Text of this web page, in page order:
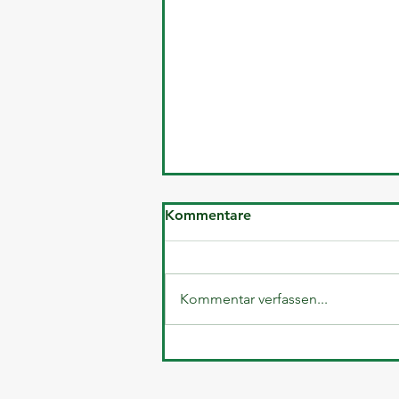
Review vom 8.Oktober -
Kommentare
Kommentar verfassen...